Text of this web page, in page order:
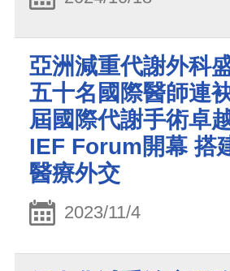
亞洲減重代謝外科
五十名國際醫師連
屆國際代謝手術卓
IEF Forum開幕 搭
醫療外交
2023/11/4